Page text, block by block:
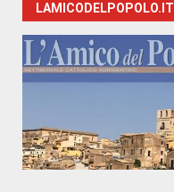
LAMICODELPOPOLO.IT